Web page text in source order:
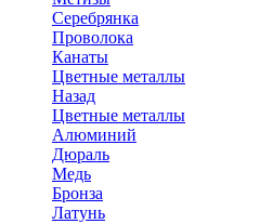
Серебрянка
Проволока
Канаты
Цветные металлы
Назад
Цветные металлы
Алюминий
Дюраль
Медь
Бронза
Латунь